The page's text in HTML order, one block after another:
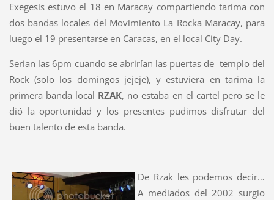
Exegesis estuvo el 18 en Maracay compartiendo tarima con
dos bandas locales del Movimiento La Rocka Maracay, para
luego el 19 presentarse en Caracas, en el local City Day.
Serian las 6pm cuando se abrirían las puertas de templo del
Rock (solo los domingos jejeje), y estuviera en tarima la
primera banda local RZAK, no estaba en el cartel pero se le
dió la oportunidad y los presentes pudimos disfrutar del
buen talento de esta banda.
De Rzak les podemos decir…
A mediados del 2002 surgio